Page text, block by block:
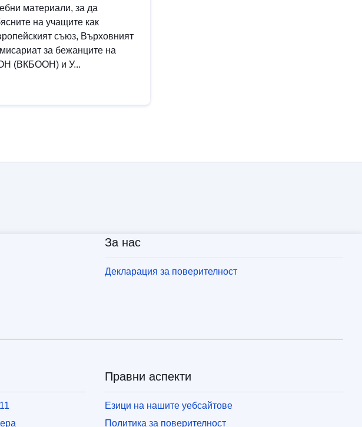
материали, за да
на учащите как
съюз, Върховният
за бежанците на
(ВКБООН) и У...
За нас
Декларация за поверителност
Правни аспекти
Езици на нашите уебсайтове
Политика за поверителност